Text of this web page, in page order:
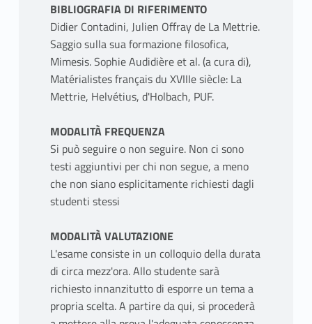
BIBLIOGRAFIA DI RIFERIMENTO
Didier Contadini, Julien Offray de La Mettrie.
Saggio sulla sua formazione filosofica,
Mimesis. Sophie Audidière et al. (a cura di),
Matérialistes français du XVIIIe siècle: La
Mettrie, Helvétius, d'Holbach, PUF.
MODALITÀ FREQUENZA
Si può seguire o non seguire. Non ci sono
testi aggiuntivi per chi non segue, a meno
che non siano esplicitamente richiesti dagli
studenti stessi
MODALITÀ VALUTAZIONE
L'esame consiste in un colloquio della durata
di circa mezz'ora. Allo studente sarà
richiesto innanzitutto di esporre un tema a
propria scelta. A partire da qui, si procederà